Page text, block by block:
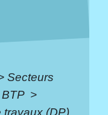
Secteurs
>
travaux (DP)